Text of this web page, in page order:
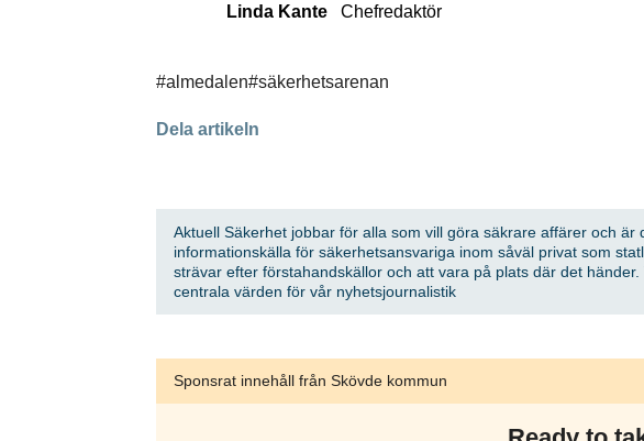
Linda Kante Chefredaktör
#almedalen#säkerhetsarenan
Dela artikeln
Aktuell Säkerhet jobbar för alla som vill göra säkrare affärer och är
informationskälla för säkerhetsansvariga inom såväl privat som
strävar efter förstahandskällor och att vara på plats där det
centrala värden för vår nyhetsjournalistik
Sponsrat innehåll från Skövde kommun